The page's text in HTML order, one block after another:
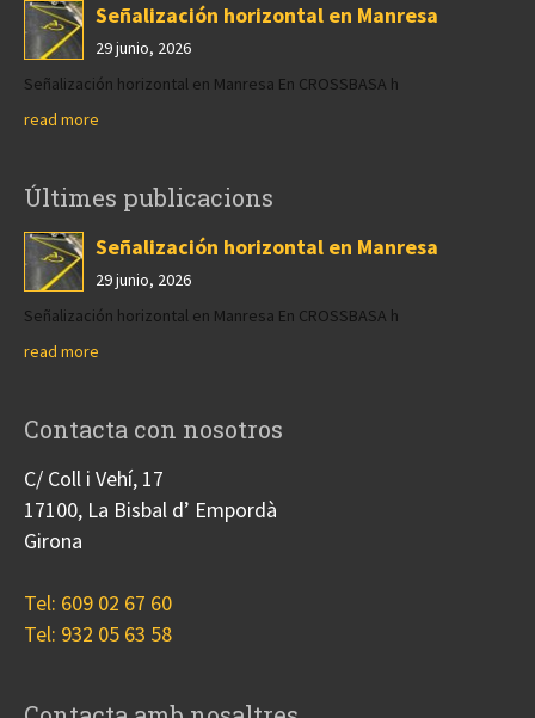
Señalización horizontal en Manresa
29 junio, 2026
Señalización horizontal en Manresa En CROSSBASA h
read more
Últimes publicacions
Señalización horizontal en Manresa
29 junio, 2026
Señalización horizontal en Manresa En CROSSBASA h
read more
Contacta con nosotros
C/ Coll i Vehí, 17
17100, La Bisbal d’ Empordà
Girona
Tel: 609 02 67 60
Tel: 932 05 63 58